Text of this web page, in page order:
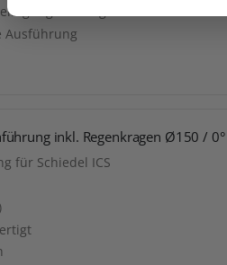
Ausführung
inkl. Regenkragen Ø150 / 0°
für Schiedel ICS